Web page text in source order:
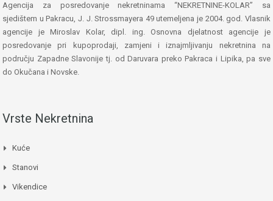
Agencija za posredovanje nekretninama “NEKRETNINE-KOLAR” sa
sjedištem u Pakracu, J. J. Strossmayera 49 utemeljena je 2004. god. Vlasnik
agencije je Miroslav Kolar, dipl. ing. Osnovna djelatnost agencije je
posredovanje pri kupoprodaji, zamjeni i iznajmljivanju nekretnina na
području Zapadne Slavonije tj. od Daruvara preko Pakraca i Lipika, pa sve
do Okučana i Novske.
Vrste Nekretnina
Kuće
Stanovi
Vikendice